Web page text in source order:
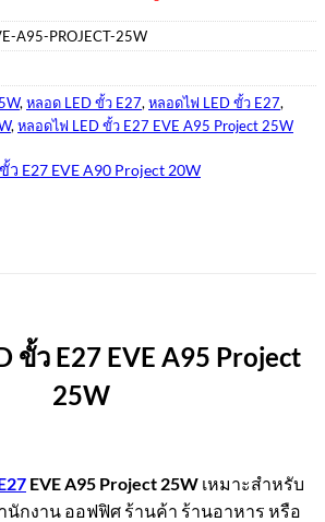
A95-PROJECT-25W
, หลอด LED ขั้ว E27, หลอดไฟ LED ขั้ว E27,
, หลอดไฟ LED ขั้ว E27 EVE A95 Project 25W
ขั้ว E27 EVE A95 Project
25W
EVE A95 Project 25W เหมาะสำหรับ
นักงาน ออฟฟิศ ร้านค้า ร้านอาหาร หรือ